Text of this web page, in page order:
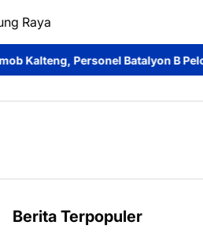
Raya
B Pelopor Berbagi
Berita Terpopuler